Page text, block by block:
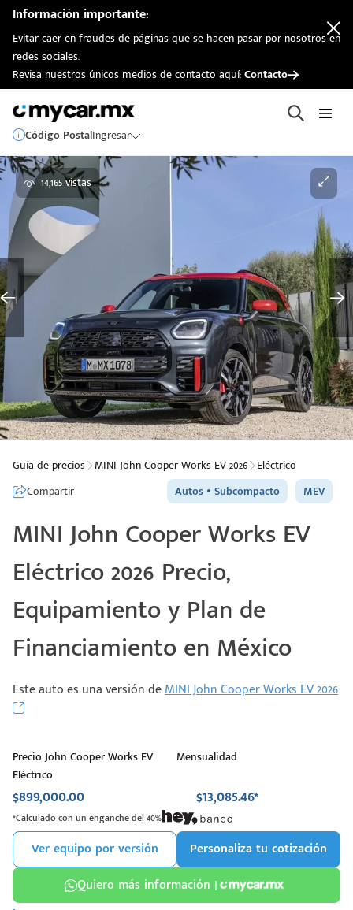
Información importante:
Evitar caer en fraudes de páginas que se hacen pasar por nosotros en
redes sociales.
Revisa nuestros únicos medios de contacto aquí:Contacto
Código PostalIngresar
14,165 vistas
Guía de precios MINI John Cooper Works EV 2026 Eléctrico
Compartir
Autos Subcompacto MEV
MINI John Cooper Works EV
Eléctrico 2026 Precio,
Equipamiento y Plan de
Financiamiento en México
Este auto es una versión deMINI John Cooper Works EV 2026
Precio John Cooper Works EV
Eléctrico
$899,000.00
Mensualidad
$13,085.46*
*Calculado con un enganche del 40%
Ver equipo por versión
Personaliza tu cotización
Quiero más información |